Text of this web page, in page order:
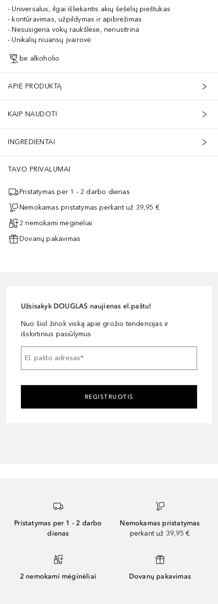
Universalus, ilgai išliekantis akių šešėlių pieštukas
kontūravimas, užpildymas ir apibrėžimas
Nesusigeria vokų raukšlėse, nenusitrina
Unikalių niuansų įvairovė
be alkoholio
APIE PRODUKTĄ
KAIP NAUDOTI
INGREDIENTAI
TAVO PRIVALUMAI
Pristatymas per 1 - 2 darbo dienas
Nemokamas pristatymas perkant už 39,95 €
2 nemokami mėginėliai
Dovanų pakavimas
Užsisakyk DOUGLAS naujienas el.paštu!
Nuo šiol žinok viską apie grožio tendencijas ir
išskirtinius pasiūlymus
El. pašto adresas*
REGISTRUOTIS
Pristatymas per 1 - 2 darbo
dienas
Nemokamas pristatymas
perkant už 39,95 €
2 nemokami mėginėliai Dovanų pakavimas